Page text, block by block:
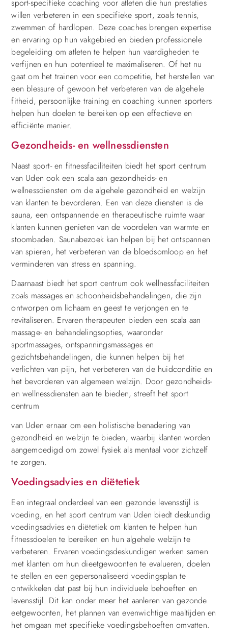
sport-specifieke coaching voor atleten die hun prestaties
willen verbeteren in een specifieke sport, zoals tennis,
zwemmen of hardlopen. Deze coaches brengen expertise
en ervaring op hun vakgebied en bieden professionele
begeleiding om atleten te helpen hun vaardigheden te
verfijnen en hun potentieel te maximaliseren. Of het nu
gaat om het trainen voor een competitie, het herstellen van
een blessure of gewoon het verbeteren van de algehele
fitheid, persoonlijke training en coaching kunnen sporters
helpen hun doelen te bereiken op een effectieve en
efficiënte manier.
Gezondheids- en wellnessdiensten
Naast sport- en fitnessfaciliteiten biedt het sport centrum
van Uden ook een scala aan gezondheids- en
wellnessdiensten om de algehele gezondheid en welzijn
van klanten te bevorderen. Een van deze diensten is de
sauna, een ontspannende en therapeutische ruimte waar
klanten kunnen genieten van de voordelen van warmte en
stoombaden. Saunabezoek kan helpen bij het ontspannen
van spieren, het verbeteren van de bloedsomloop en het
verminderen van stress en spanning.
Daarnaast biedt het sport centrum ook wellnessfaciliteiten
zoals massages en schoonheidsbehandelingen, die zijn
ontworpen om lichaam en geest te verjongen en te
revitaliseren. Ervaren therapeuten bieden een scala aan
massage- en behandelingsopties, waaronder
sportmassages, ontspanningsmassages en
gezichtsbehandelingen, die kunnen helpen bij het
verlichten van pijn, het verbeteren van de huidconditie en
het bevorderen van algemeen welzijn. Door gezondheids-
en wellnessdiensten aan te bieden, streeft het sport
centrum
van Uden ernaar om een holistische benadering van
gezondheid en welzijn te bieden, waarbij klanten worden
aangemoedigd om zowel fysiek als mentaal voor zichzelf
te zorgen.
Voedingsadvies en diëtetiek
Een integraal onderdeel van een gezonde levensstijl is
voeding, en het sport centrum van Uden biedt deskundig
voedingsadvies en diëtetiek om klanten te helpen hun
fitnessdoelen te bereiken en hun algehele welzijn te
verbeteren. Ervaren voedingsdeskundigen werken samen
met klanten om hun dieetgewoonten te evalueren, doelen
te stellen en een gepersonaliseerd voedingsplan te
ontwikkelen dat past bij hun individuele behoeften en
levensstijl. Dit kan onder meer het aanleren van gezonde
eetgewoonten, het plannen van evenwichtige maaltijden en
het omgaan met specifieke voedingsbehoeften omvatten.